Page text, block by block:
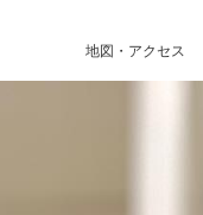
地図・アクセス